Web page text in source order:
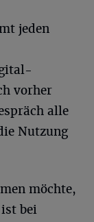
jeden
vorher
alle
Nutzung
möchte,
bei